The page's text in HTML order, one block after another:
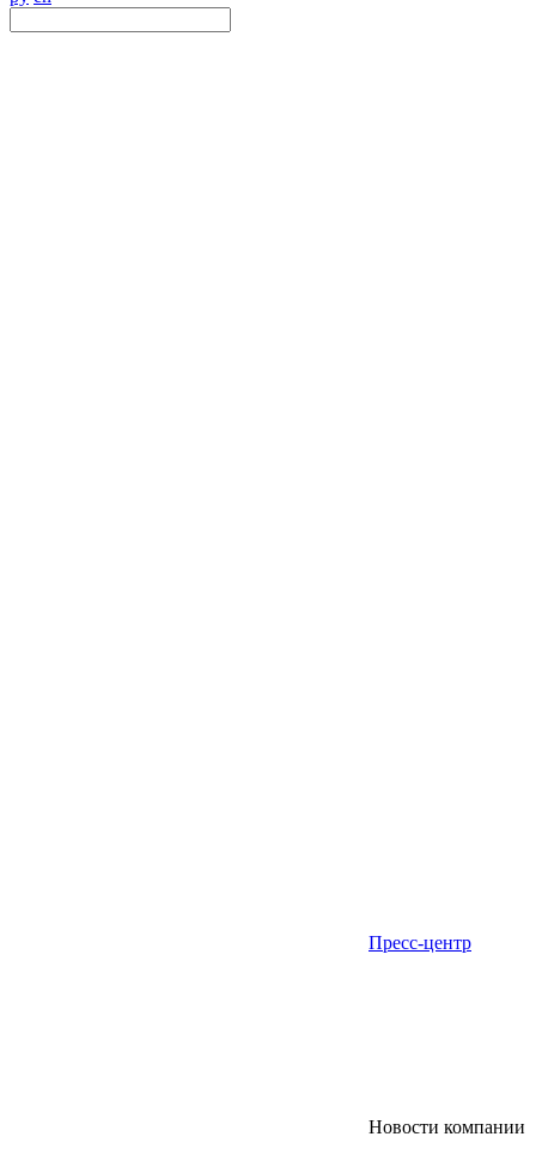
Пресс-центр
Новости компании